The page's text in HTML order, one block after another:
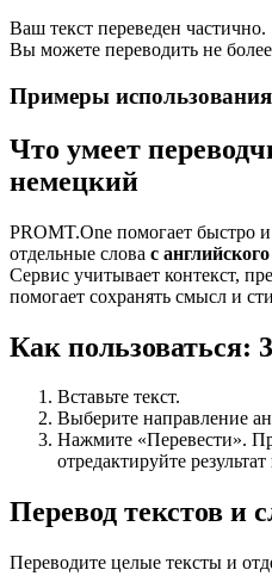
Ваш текст переведен частично.
Вы можете переводить не более
Примеры использования
Что умеет
немецкий
PROMT.One помогает быстро
отдельные слова с
Сервис учитывает контекст,
помогает сохранять смысл и
Как пользоваться:
Вставьте текст.
Выберите направление
Нажмите «Перевести».
отредактируйте
Перевод текстов и
Переводите целые тексты и